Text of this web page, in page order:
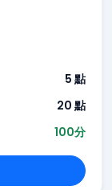
5 點
20 點
100分